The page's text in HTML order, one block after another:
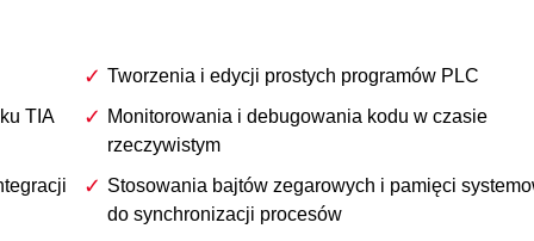
TIA
Tworzenia i edycji prostych programów PLC
Monitorowania i debugowania kodu w czasie
rzeczywistym
Stosowania bajtów zegarowych i pamięci
do synchronizacji procesów